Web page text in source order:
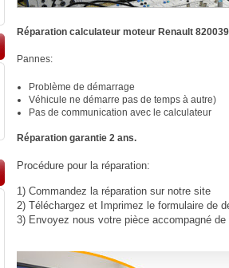
Réparation calculateur moteur Renault
Pannes:
Problème de démarrage
Véhicule ne démarre pas de temps à autre)
Pas de communication avec le calculateur
Réparation garantie 2 ans.
Procédure pour la réparation:
1) Commandez la réparation sur notre site
2) Téléchargez et Imprimez le formulaire de
3) Envoyez nous votre pièce accompagné